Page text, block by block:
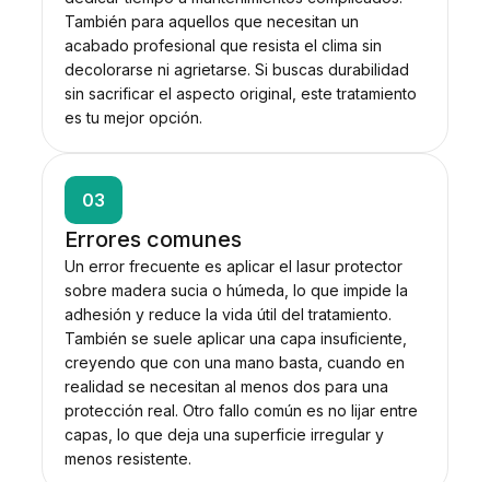
También para aquellos que necesitan un
acabado profesional que resista el clima sin
decolorarse ni agrietarse. Si buscas durabilidad
sin sacrificar el aspecto original, este tratamiento
es tu mejor opción.
03
Errores comunes
Un error frecuente es aplicar el lasur protector
sobre madera sucia o húmeda, lo que impide la
adhesión y reduce la vida útil del tratamiento.
También se suele aplicar una capa insuficiente,
creyendo que con una mano basta, cuando en
realidad se necesitan al menos dos para una
protección real. Otro fallo común es no lijar entre
capas, lo que deja una superficie irregular y
menos resistente.